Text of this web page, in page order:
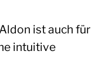
ist auch für
intuitive